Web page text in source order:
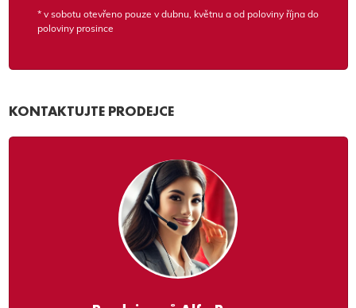
* v sobotu otevřeno pouze v dubnu, květnu a od poloviny října do
poloviny prosince
KONTAKTUJTE PRODEJCE